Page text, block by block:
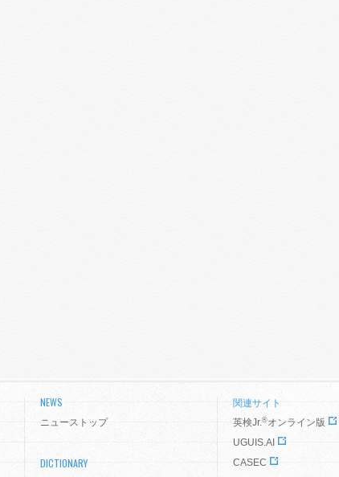
NEWS
ニューストップ
DICTIONARY
関連サイト
英検Jr.®オンライン版
UGUIS.AI
CASEC